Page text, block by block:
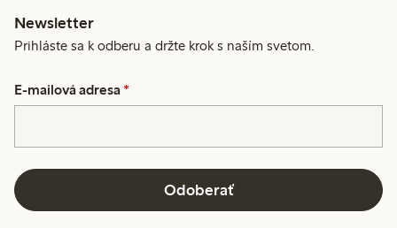
Newsletter
Prihláste sa k odberu a držte krok s naším svetom.
E-mailová adresa *
Odoberať